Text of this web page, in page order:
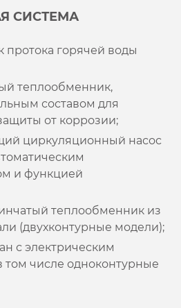
СИСТЕМА
протока горячей воды
теплообменник,
составом для
от коррозии;
циркуляционный насос
и функцией
теплообменник из
(двухконтурные модели);
с электрическим
числе одноконтурные